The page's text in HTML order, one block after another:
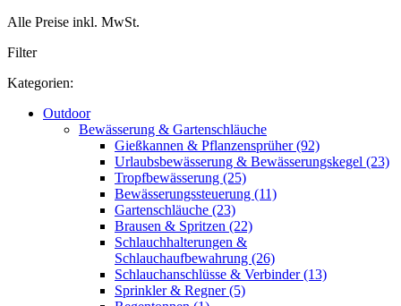
Alle Preise inkl. MwSt.
Filter
Kategorien:
Outdoor
Bewässerung & Gartenschläuche
Gießkannen & Pflanzensprüher (92)
Urlaubsbewässerung & Bewässerungskegel (23)
Tropfbewässerung (25)
Bewässerungssteuerung (11)
Gartenschläuche (23)
Brausen & Spritzen (22)
Schlauchhalterungen &
Schlauchaufbewahrung (26)
Schlauchanschlüsse & Verbinder (13)
Sprinkler & Regner (5)